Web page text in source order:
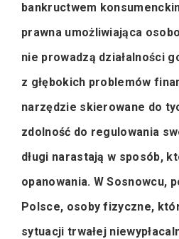
bankructwem
prawna umożliwiająca
nie prowadzą działalności
z głębokich problemów
narzędzie skierowane do
zdolność do regulowania
długi narastają w sposób,
opanowania. W Sosnowcu,
Polsce, osoby fizyczne,
sytuacji trwałej